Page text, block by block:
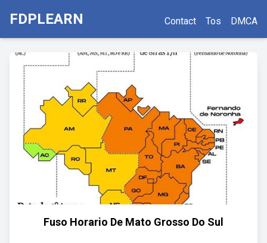
FDPLEARN Contact Tos DMCA
Fuso Horario De Mato Grosso Do Sul